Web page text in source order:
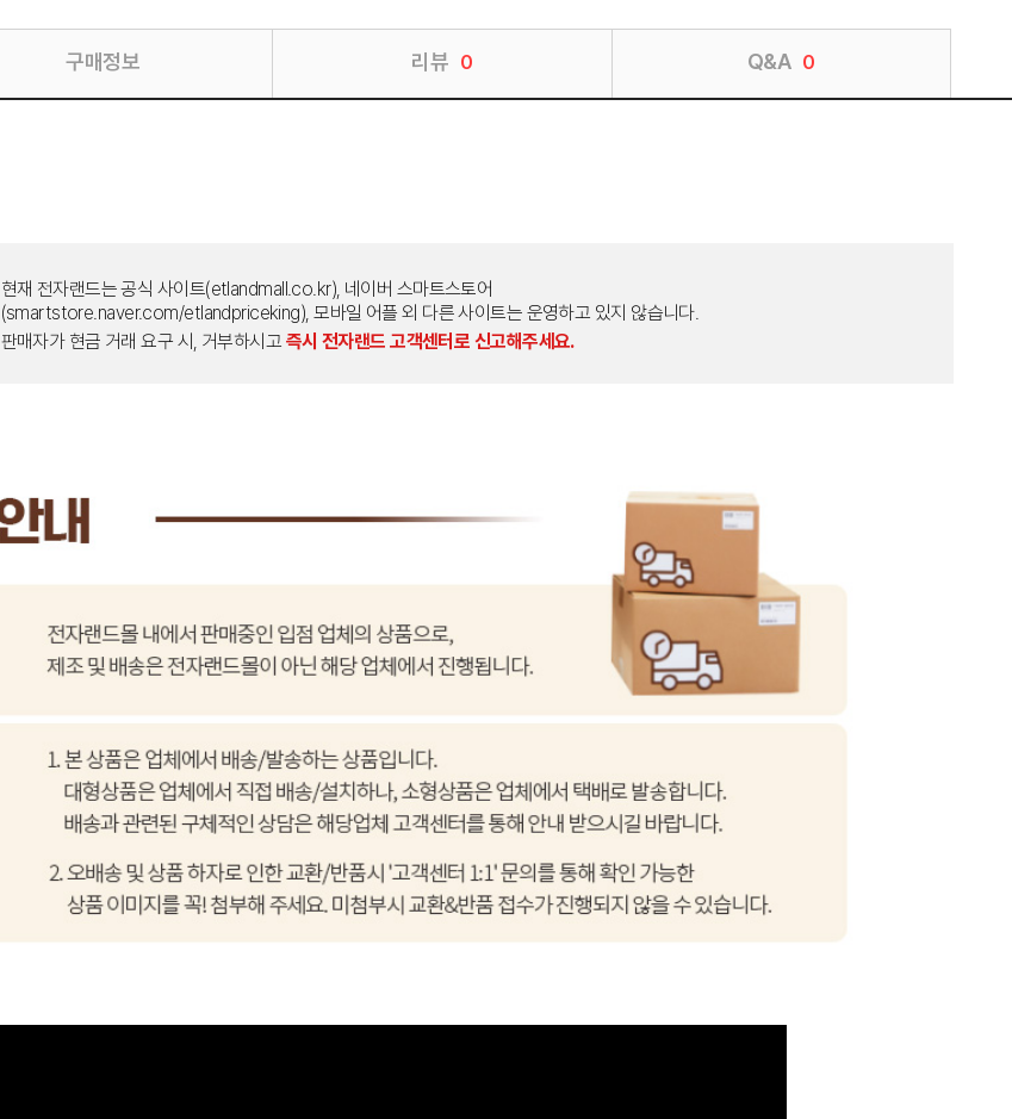
구매정보 리뷰 0 Q&A 0
현재 전자랜드는 공식 사이트(etlandmall.co.kr), 네이버 스마트스토어
(smartstore.naver.com/etlandpriceking), 모바일 어플 외 다른 사이트는 운영하고 있지 않습니다.
판매자가 현금 거래 요구 시, 거부하시고 즉시 전자랜드 고객센터로 신고해주세요.